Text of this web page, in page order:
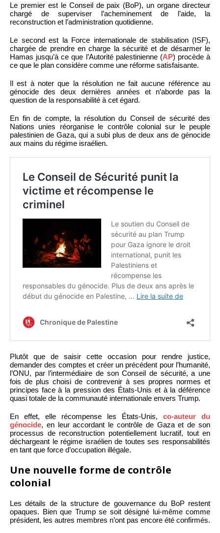
Le premier est le Conseil de paix (BoP), un organe directeur
chargé de superviser l’acheminement de l’aide, la
reconstruction et l’administration quotidienne.
Le second est la Force internationale de stabilisation (ISF),
chargée de prendre en charge la sécurité et de désarmer le
Hamas jusqu’à ce que l’Autorité palestinienne (AP) procède à
ce que le plan considère comme une réforme satisfaisante.
Il est à noter que la résolution ne fait aucune référence au
génocide des deux dernières années et n’aborde pas la
question de la responsabilité à cet égard.
En fin de compte, la résolution du Conseil de sécurité des
Nations unies réorganise le contrôle colonial sur le peuple
palestinien de Gaza, qui a subi plus de deux ans de génocide
aux mains du régime israélien.
Plutôt que de saisir cette occasion pour rendre justice,
demander des comptes et créer un précédent pour l’humanité,
l’ONU, par l’intermédiaire de son Conseil de sécurité, a une
fois de plus choisi de contrevenir à ses propres normes et
principes face à la pression des États-Unis et à la déférence
quasi totale de la communauté internationale envers Trump.
En effet, elle récompense les États-Unis, co-auteur du
génocide, en leur accordant le contrôle de Gaza et de son
processus de reconstruction potentiellement lucratif, tout en
déchargeant le régime israélien de toutes ses responsabilités
en tant que force d’occupation illégale.
Une nouvelle forme de contrôle
colonial
Les détails de la structure de gouvernance du BoP restent
opaques. Bien que Trump se soit désigné lui-même comme
président, les autres membres n’ont pas encore été confirmés.